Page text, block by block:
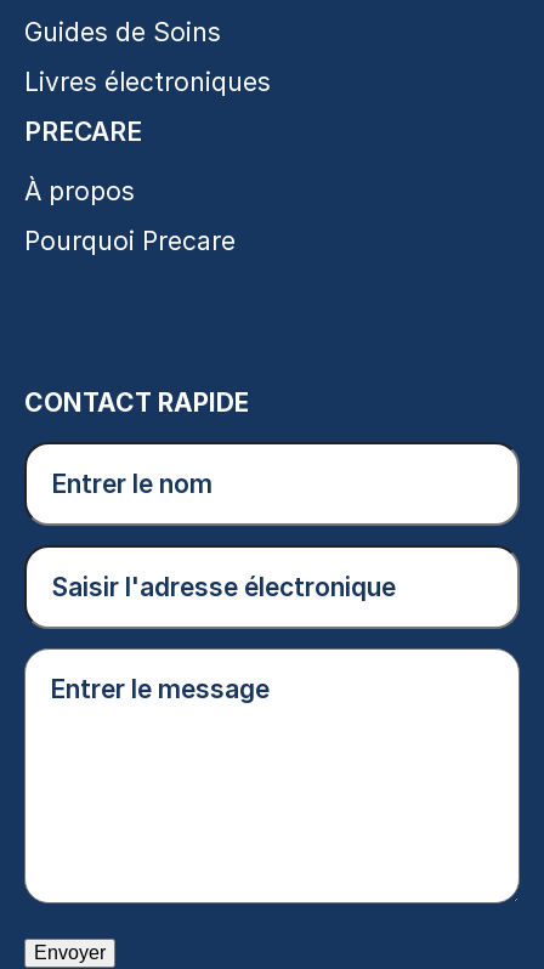
Guides de Soins
Livres électroniques
PRECARE
À propos
Pourquoi Precare
CONTACT RAPIDE
Entrer
nom
Courriel
Entrer
Envoyer